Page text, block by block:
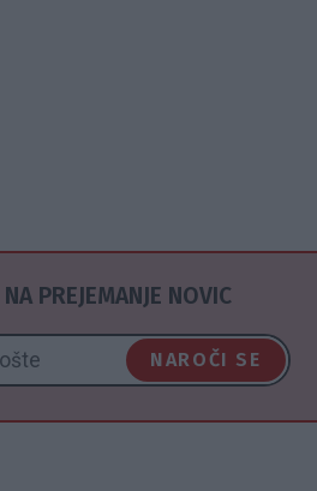
PREJEMANJE NOVIC
NAROČI SE